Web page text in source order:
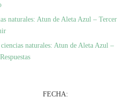
naturales: Atun de Aleta Azul – Tercer
naturales: Atun de Aleta Azul –